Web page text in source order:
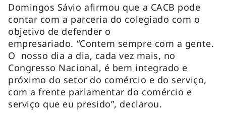
Domingos Sávio afirmou que a CACB pode
contar com a parceria do colegiado com o
objetivo de defender o
empresariado. “Contem sempre com a gente.
O nosso dia a dia, cada vez mais, no
Congresso Nacional, é bem integrado e
próximo do setor do comércio e do serviço,
com a frente parlamentar do comércio e
serviço que eu presido”, declarou.